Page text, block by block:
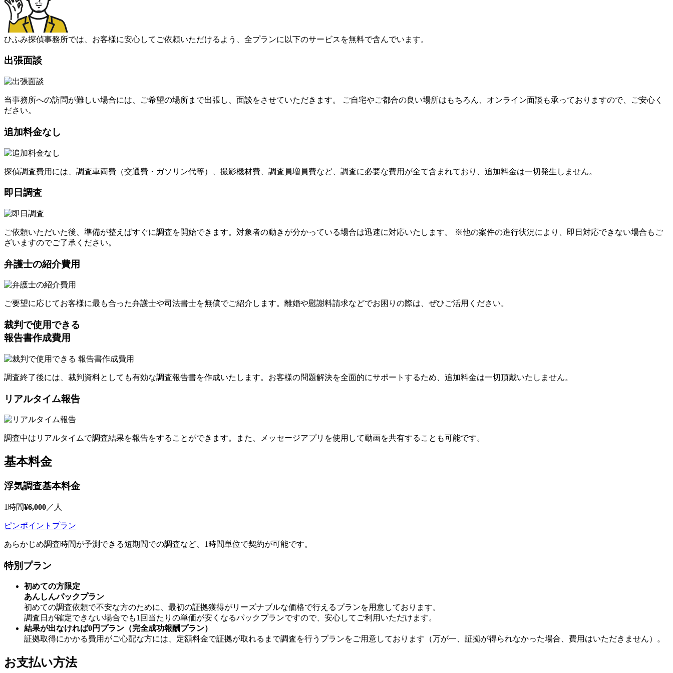
ひふみ探偵事務所では お客様に安心してご依頼いただけるよう 全プランに以下のサービスを無料で含んでいます。
出張面談
当事務所への訪問が難しい場合には ご希望の場所まで出張し 面談をさせていただきます。 ご自宅やご都合の良い場所はもちろん オンライン面談も承っておりますので、
ご安心く
ださい。
追加料金なし
探偵調査費用には 調査車両費（交通費・ガソリン代等） 撮影機材費 調査員増員費など 調査に必要な費用が全て含まれており 追加料金は一切発生しません。
即日調査
ご依頼いただいた後 準備が整えばすぐに調査を開始できます。 対象者の動きが分かっている場合は迅速に対応いたします。 ※他の案件の進行状況により
即日対応できない場合もご
ざいますのでご了承ください。
弁護士の紹介費用
ご要望に応じてお客様に最も合った弁護士や司法書士を無償でご紹介します。 離婚や慰謝料請求などでお困りの際は、 ぜひご活用ください。
裁判で使用できる
報告書作成費用
調査終了後には 裁判資料としても有効な調査報告書を作成いたします。 お客様の問題解決を全面的にサポートするため 追加料金は一切頂戴いたしません。
リアルタイム報告
調査中はリアルタイムで調査結果を報告をすることができます。 また メッセージアプリを使用して動画を共有することも可能です。
基本料金
浮気調査基本料金
1時間¥6,000／人
ピンポイントプラン
あらかじめ調査時間が予測できる短期間での調査など 1時間単位で契約が可能です。
特別プラン
初めての方限定
あんしんパックプラン
初めての調査依頼で不安な方のために
最初の証拠獲得がリーズナブルな価格で行えるプランを用意しております。
調査日が確定できない場合でも1回当たりの単価が安くなるパックプランですので、 安心してご利用いただけます。
結果が出なければ0円プラン（完全成功報酬プラン）
証拠取得にかかる費用がご心配な方には
定額料金で証拠が取れるまで調査を行うプランをご用意しております（万が一 証拠が得られなかった場合 費用はいただきません） 。
お支払い方法